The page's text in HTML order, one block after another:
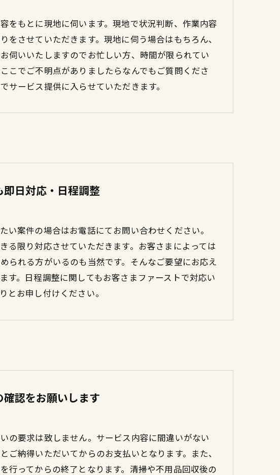
をもとに現地に伺います。現地で状況判断、作業内容
をさせていただきます。現地に伺う場合はもちろん、
伺いいたしますのでお忙しい方、時間が限られてい
こでご不明点がありましたらなんでもご質問くださ
サービス提供に入らせていただきます。
日対応・日程調整
い案件の場合はお電話にてお問い合わせください。
る限り対応させていただきます。お客さまによっては
られる方がいるのも当然です。そんなご要望にお応え
す。日程調整に関してもお客さまファーストで対応い
とお申し付けください。
認をお願いします
の要求は致しません。サービス内容に間違いがない
ご納得いただいてからのお支払いとなります。また、
行ってからの終了となります。清掃や不用品回収後の